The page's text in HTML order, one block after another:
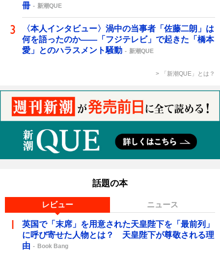
冊
新潮QUE
〈本人インタビュー〉渦中の当事者「佐藤二朗」は
何を語ったのか――「フジテレビ」で起きた「橋本
愛」とのハラスメント騒動
新潮QUE
「新潮QUE」とは？
話題の本
レビュー ニュース
英国で「末席」を用意された天皇陛下を「最前列」
に呼び寄せた人物とは？ 天皇陛下が尊敬される理
由
Book Bang